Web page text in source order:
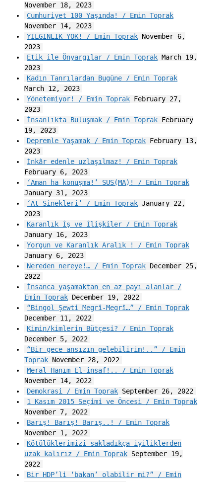
November 18, 2023
Cumhuriyet 100 Yaşında! / Emin Toprak
November 14, 2023
YILGINLIK YOK! / Emin Toprak November 6,
2023
Etik ile Önyargılar / Emin Toprak March 19,
2023
Kadın Tanrılardan Bugüne / Emin Toprak
March 12, 2023
Yönetemiyor! / Emin Toprak February 27,
2023
İnsanlıkta Buluşmak / Emin Toprak February
19, 2023
Depremle Yaşamak / Emin Toprak February 13,
2023
İnkâr edenle uzlaşılmaz! / Emin Toprak
February 6, 2023
‘Aman ha konuşma!’ SUS(MA)! / Emin Toprak
January 31, 2023
‘At Sinekleri’ / Emin Toprak January 22,
2023
Karanlık İş ve İlişkiler / Emin Toprak
January 16, 2023
Yorgun ve Karanlık Aralık ! / Emin Toprak
January 6, 2023
Nereden nereye!… / Emin Toprak December 25,
2022
İnsanca yaşamaktan en az payı alanlar /
Emin ToprakDecember 19, 2022
“Bingol Şewti Megrî-Megrî…” / Emin Toprak
December 11, 2022
Kimin/kimlerin Bütçesi? / Emin Toprak
December 5, 2022
“Bir gece ansızın gelebilirim!..” / Emin
ToprakNovember 28, 2022
Meral Hanım El-insaf!.. / Emin Toprak
November 14, 2022
Demokrasi / Emin Toprak September 26, 2022
1 Kasım 2015 Seçimi ve Öncesi / Emin Toprak
November 7, 2022
Barış! Barış! Barış..! / Emin Toprak
November 1, 2022
Kötülüklerimizi sakladıkça iyiliklerden
uzak kalırız / Emin ToprakSeptember 19,
2022
Bir HDP’li ‘bakan’ olabilir mi?” / Emin